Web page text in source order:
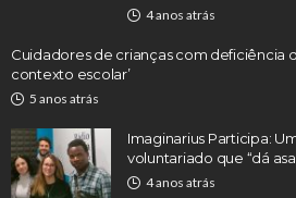
4 anos atrás
Cuidadores de crianças com deficiência
contexto escolar’
5 anos atrás
Imaginarius Participa:
voluntariado que “dá
4 anos atrás